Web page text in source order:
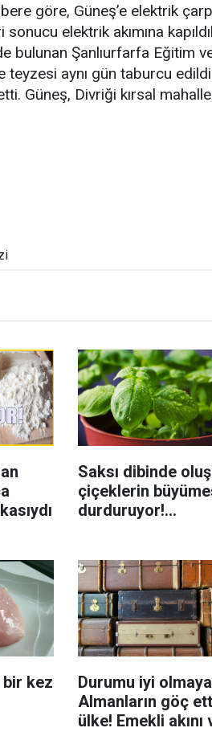
göre, Güneş’e elektrik
elektrik akımına
bulunan Şanlıurfarfa Eğitim
teyzesi aynı gün taburcu
Güneş, Divriği kırsal
Saksı dibinde
çiçeklerin
durduruyor!
kez
Durumu iyi
Almanların göç
ülke! Emekli akını